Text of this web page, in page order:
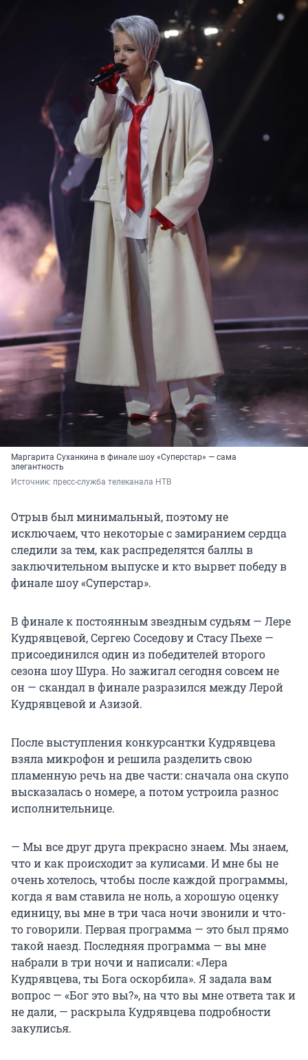
Маргарита Суханкина в финале шоу «Суперстар» — сама
элегантность
Источник: пресс-служба телеканала НТВ
Отрыв был минимальный, поэтому не
исключаем, что некоторые с замиранием сердца
следили за тем, как распределятся баллы в
заключительном выпуске и кто вырвет победу в
финале шоу «Суперстар».
В финале к постоянным звездным судьям — Лере
Кудрявцевой, Сергею Соседову и Стасу Пьехе —
присоединился один из победителей второго
сезона шоу Шура. Но зажигал сегодня совсем не
он — скандал в финале разразился между Лерой
Кудрявцевой и Азизой.
После выступления конкурсантки Кудрявцева
взяла микрофон и решила разделить свою
пламенную речь на две части: сначала она скупо
высказалась о номере, а потом устроила разнос
исполнительнице.
— Мы все друг друга прекрасно знаем. Мы знаем,
что и как происходит за кулисами. И мне бы не
очень хотелось, чтобы после каждой программы,
когда я вам ставила не ноль, а хорошую оценку
единицу, вы мне в три часа ночи звонили и что-
то говорили. Первая программа — это был прямо
такой наезд. Последняя программа — вы мне
набрали в три ночи и написали: «Лера
Кудрявцева, ты Бога оскорбила». Я задала вам
вопрос — «Бог это вы?», на что вы мне ответа так и
не дали, — раскрыла Кудрявцева подробности
закулисья.